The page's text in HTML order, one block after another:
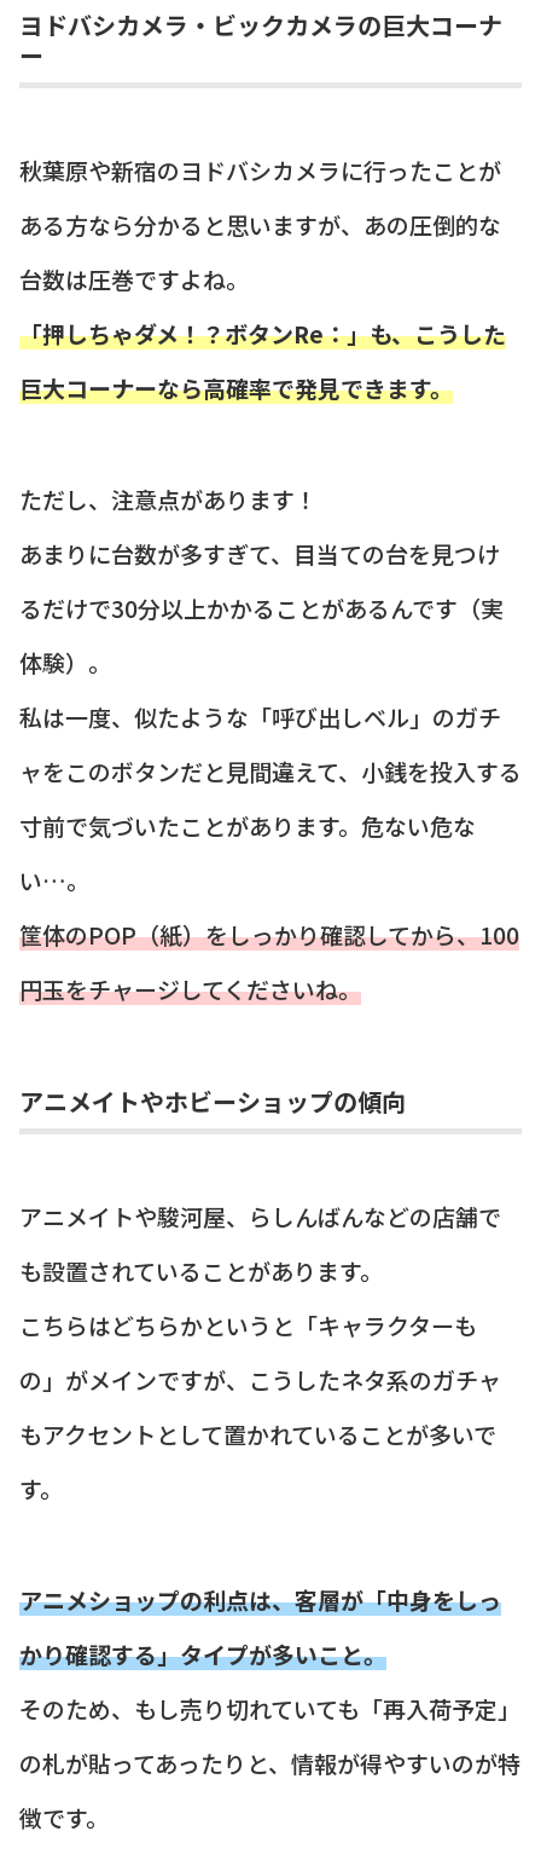
ヨドバシカメラ・ビックカメラの巨大コーナ
ー
秋葉原や新宿のヨドバシカメラに行ったことが
ある方なら分かると思いますが、あの圧倒的な
台数は圧巻ですよね。
「押しちゃダメ！？ボタンRe：」も、こうした
巨大コーナーなら高確率で発見できます。
ただし、注意点があります！
あまりに台数が多すぎて、目当ての台を見つけ
るだけで30分以上かかることがあるんです（実
体験）。
私は一度、似たような「呼び出しベル」のガチ
ャをこのボタンだと見間違えて、小銭を投入する
寸前で気づいたことがあります。危ない危な
い…。
筐体のPOP（紙）をしっかり確認してから、100
円玉をチャージしてくださいね。
アニメイトやホビーショップの傾向
アニメイトや駿河屋、らしんばんなどの店舗で
も設置されていることがあります。
こちらはどちらかというと「キャラクターも
の」がメインですが、こうしたネタ系のガチャ
もアクセントとして置かれていることが多いで
す。
アニメショップの利点は、客層が「中身をしっ
かり確認する」タイプが多いこと。
そのため、もし売り切れていても「再入荷予定」
の札が貼ってあったりと、情報が得やすいのが特
徴です。